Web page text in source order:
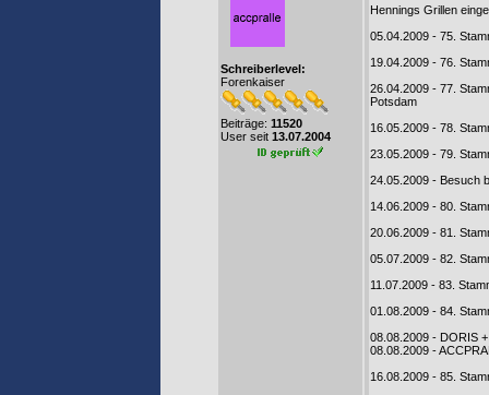
Schreiberlevel:
Forenkaiser
Beiträge: 11520
User seit 13.07.2004
Hennings Grillen
05.04.2009 - 75.
19.04.2009 - 76.
26.04.2009 - 77.
Potsdam
16.05.2009 - 78.
23.05.2009 - 79.
24.05.2009 - Besuch
14.06.2009 - 80.
20.06.2009 - 81.
05.07.2009 - 82.
11.07.2009 - 83.
01.08.2009 - 84.
08.08.2009 - DORIS
08.08.2009 -
16.08.2009 - 85.